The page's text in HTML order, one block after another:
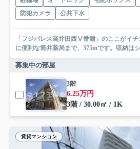
防犯カメラ
公共下水
「フジパレス高井田西Ⅴ番館」のここがイ
に便利な筒井薬局まで、375mです。収納は
募集中の部屋
3階
6.25万円
3階 / 30.00㎡ / 1K
賃貸マンション